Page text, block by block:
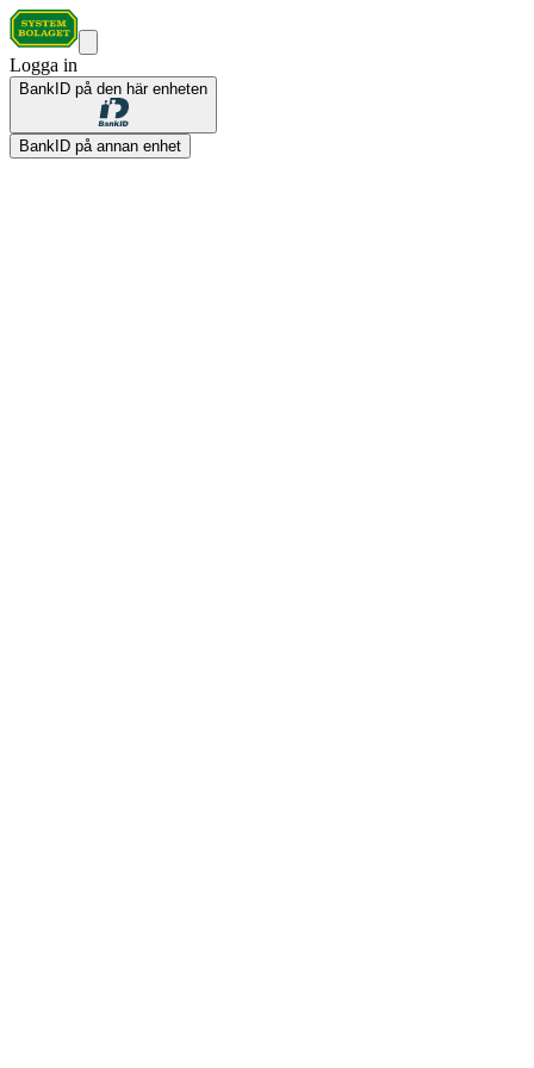
Logga in
BankID på den här enheten
BankID på annan enhet